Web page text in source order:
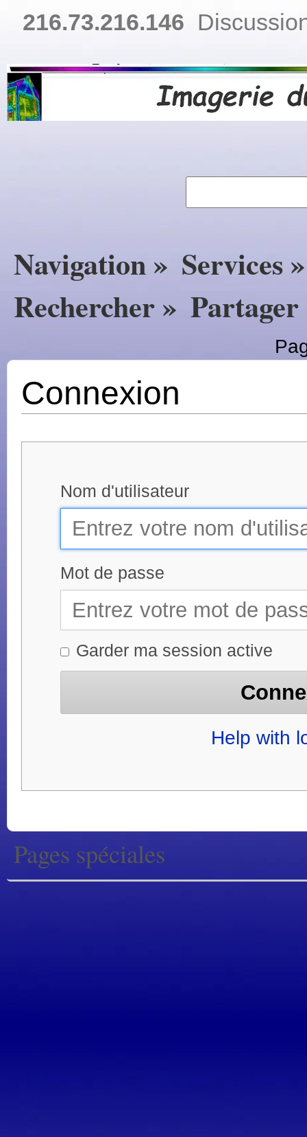
216.73.216.146
Navigation » Services »
Rechercher » Partager
Connexion
Nom d'utilisateur
Mot de passe
Garder ma session active
Help with
Pages spéciales